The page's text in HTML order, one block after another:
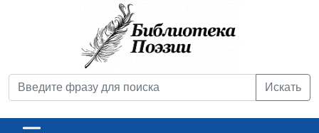
Искать